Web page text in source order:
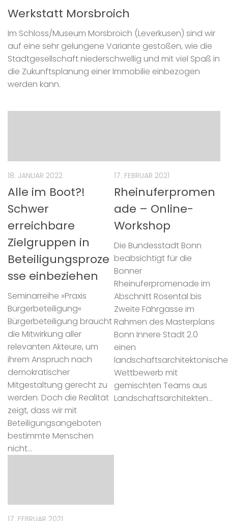
Werkstatt Morsbroich
Im Schloss/Museum Morsbroich (Leverkusen) sind wir
auf eine sehr gelungene Variante gestoßen, wie die
Stadtgesellschaft niederschwellig und mit viel Spaß in
die Zukunftsplanung einer Immobilie einbezogen
werden kann.
18. JANUAR 2022
Alle im Boot?!
Schwer
erreichbare
Zielgruppen in
Beteiligungsproze
sse einbeziehen
Seminarreihe »Praxis
Bürgerbeteiligung«
Bürgerbeteiligung braucht
die Mitwirkung aller
relevanten Akteure, um
ihrem Anspruch nach
demokratischer
Mitgestaltung gerecht zu
werden. Doch die Realität
zeigt, dass wir mit
Beteiligungsangeboten
bestimmte Menschen
nicht...
17. FEBRUAR 2021
Rheinuferpromen
ade – Online-
Workshop
Die Bundesstadt Bonn
beabsichtigt für die
Bonner
Rheinuferpromenade im
Abschnitt Rosental bis
Zweite Fährgasse im
Rahmen des Masterplans
Bonn Innere Stadt 2.0
einen
Wettbewerb mit
gemischten Teams aus
Landschaftsarchitekten...